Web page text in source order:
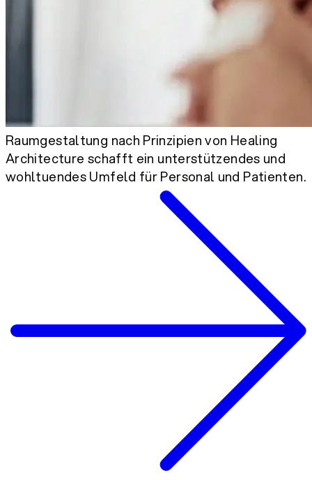
Raumgestaltung nach Prinzipien von Healing
Architecture schafft ein unterstützendes und
wohltuendes Umfeld für Personal und Patienten.